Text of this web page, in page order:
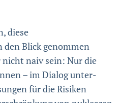
diese
Blick genommen
naiv sein: Nur die
– im Dialog unter­
für die Risiken